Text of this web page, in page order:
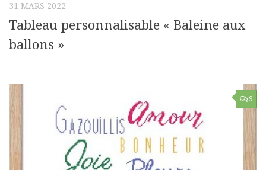
31 MARS 2022
Tableau personnalisable « Baleine aux
ballons »
9